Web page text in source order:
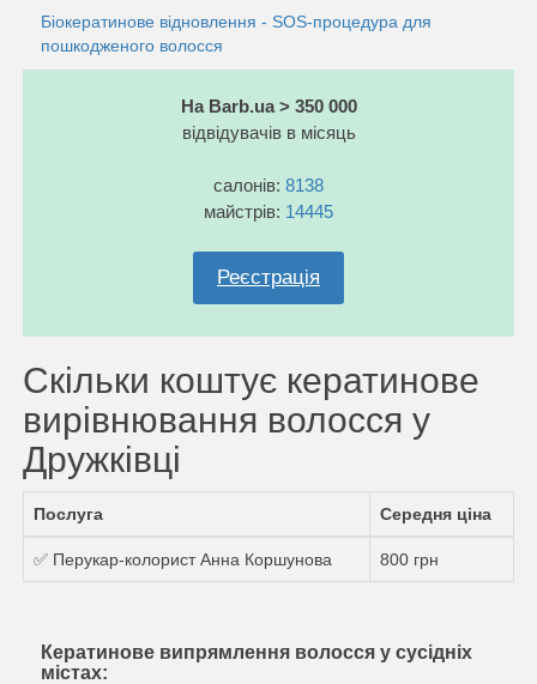
Біокератинове відновлення - SOS-процедура для
пошкодженого волосся
На Barb.ua > 350 000
відвідувачів в місяць
салонів: 8138
майстрів: 14445
Реєстрація
Скільки коштує кератинове
вирівнювання волосся у
Дружківці
Послуга Середня ціна
✅ Перукар-колорист Анна Коршунова 800 грн
Кератинове випрямлення волосся у сусідніх
містах: